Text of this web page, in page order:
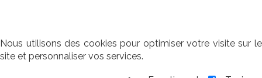
Nous utilisons des cookies pour optimiser votre visite sur le
site et personnaliser vos services.